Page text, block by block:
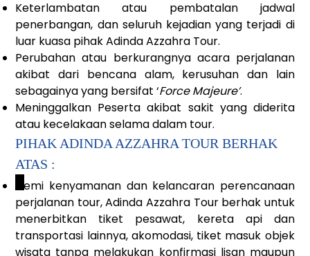
Keterlambatan atau pembatalan jadwal
penerbangan, dan seluruh kejadian yang terjadi di
luar kuasa pihak Adinda Azzahra Tour.
Perubahan atau berkurangnya acara perjalanan
akibat dari bencana alam, kerusuhan dan lain
sebagainya yang bersifat ‘Force Majeure’.
Meninggalkan Peserta akibat sakit yang diderita
atau kecelakaan selama dalam tour.
PIHAK ADINDA AZZAHRA TOUR BERHAK
ATAS :
_Demi kenyamanan dan kelancaran perencanaan
perjalanan tour, Adinda Azzahra Tour berhak untuk
menerbitkan tiket pesawat, kereta api dan
transportasi lainnya, akomodasi, tiket masuk objek
wisata tanpa melakukan konfirmasi lisan maupun